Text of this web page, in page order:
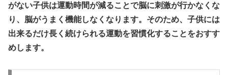
がない子供は運動時間が減ることで脳に刺激が行かなくな
り、脳がうまく機能しなくなります。そのため、 子供には
出来るだけ長く続けられる運動を習慣化することをおすす
めします。